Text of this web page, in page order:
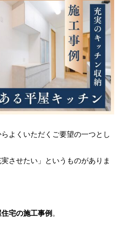
よくいただくご要望の一つとし
させたい」というものがありま
宅の施工事例 。